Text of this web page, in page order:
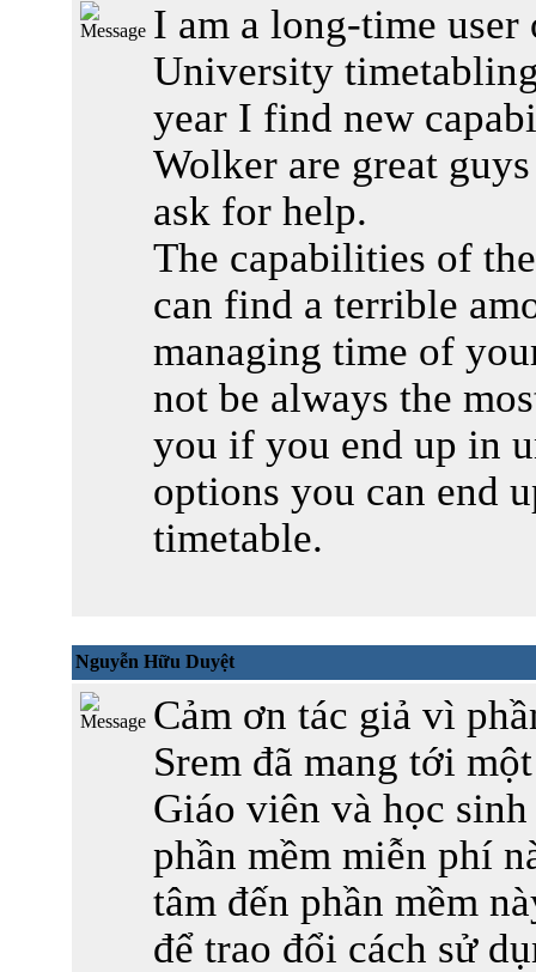
I am a long-time
University
year I find new
Wolker are great
ask for help.
The capabilities of
can find a terrible
managing time of
not be always the
you if you end up in
options you can end
timetable.
Nguyễn Hữu Duyệt
Cảm ơn tác giả vì
Srem đã mang tới
Giáo viên và học
phần mềm miễn phí
tâm đến phần mềm
để trao đổi cách sử